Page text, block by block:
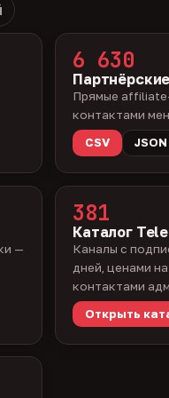
6 630
Прямые
контактами
CSV
JSON
—
381
Каталог
Каналы с
дней, ценами
контактами
Открыть